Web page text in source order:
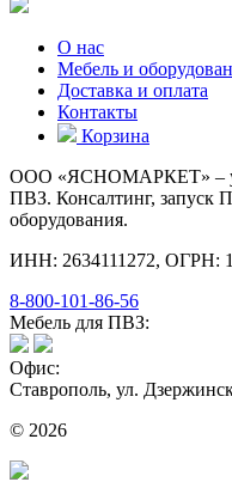
О нас
Мебель и
Доставка и оплата
Контакты
Корзина
ООО «ЯСНОМАРКЕТ» –
ПВЗ. Консалтинг, запуск
оборудования.
ИНН: 2634111272, ОГРН:
8-800-101-86-56
Мебель для ПВЗ:
Офис:
Ставрополь, ул.
© 2026